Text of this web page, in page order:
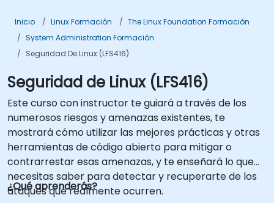
Inicio Linux Formación
The Linux Foundation Formación
System Administration Formación
Seguridad De Linux (LFS416)
Seguridad de Linux (LFS416)
Este curso con instructor te guiará a través de los
numerosos riesgos y amenazas existentes, te
mostrará cómo utilizar las mejores prácticas y otras
herramientas de código abierto para mitigar o
contrarrestar esas amenazas, y te enseñará lo que
necesitas saber para detectar y recuperarte de los
ataques que realmente ocurren.
¿Qué aprenderás?